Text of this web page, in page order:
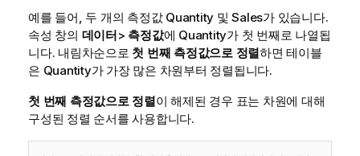
예를 들어, 두 개의 측정값 Quantity 및Sales가 있습니다.
속성 창의 데이터> 측정값에 Quantity가 첫 번째로 나열됩
니다. 내림차순으로 첫 번째 측정값으로 정렬하면 테이블
은 Quantity가 가장 많은 차원부터 정렬됩니다.
첫 번째 측정값으로 정렬이 해제된 경우 표는 차원에 대해
구성된 정렬 순서를 사용합니다.